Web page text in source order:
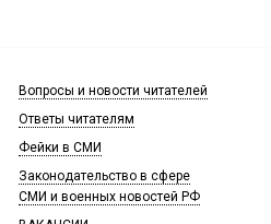
Вопросы и новости читателей
Ответы читателям
Фейки в СМИ
Законодательство в сфере
СМИ и военных новостей РФ